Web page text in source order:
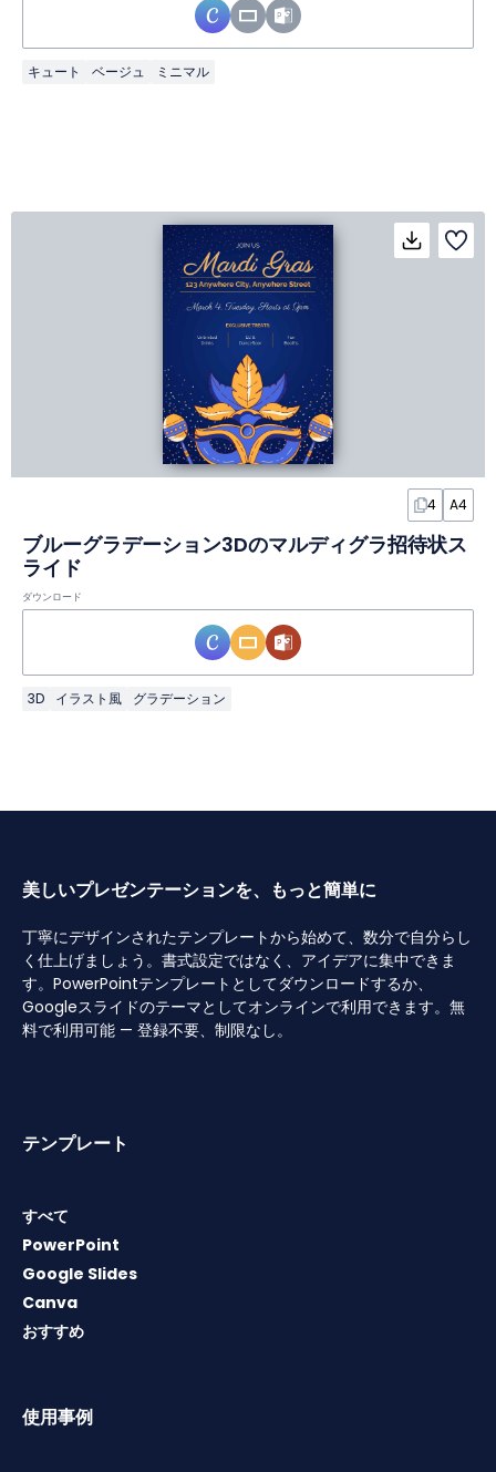
キュート ベージュ ミニマル
4 A4
ブルーグラデーション3Dのマルディグラ招待状ス
ライド
ダウンロード
3D イラスト風 グラデーション
美しいプレゼンテーションを、もっと簡単に
丁寧にデザインされたテンプレートから始めて、数分で自分らし
く仕上げましょう。書式設定ではなく、アイデアに集中できま
す。PowerPointテンプレートとしてダウンロードするか、
Googleスライドのテーマとしてオンラインで利用できます。無
料で利用可能 — 登録不要、制限なし。
テンプレート
すべて
PowerPoint
Google Slides
Canva
おすすめ
使用事例